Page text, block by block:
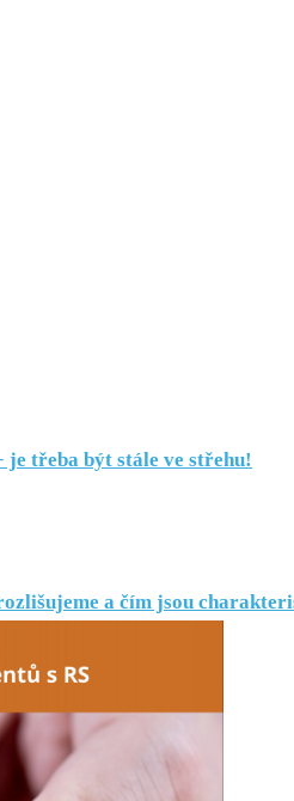
je třeba být stále ve střehu!
a čím jsou